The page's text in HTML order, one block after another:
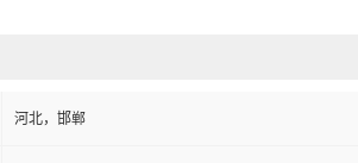
河北，邯郸